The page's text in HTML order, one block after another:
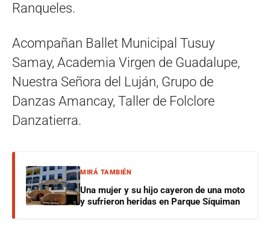
Ranqueles.
Acompañan Ballet Municipal Tusuy
Samay, Academia Virgen de Guadalupe,
Nuestra Señora del Luján, Grupo de
Danzas Amancay, Taller de Folclore
Danzatierra.
MIRÁ TAMBIÉN
Una mujer y su hijo cayeron de una moto
y sufrieron heridas en Parque Síquiman